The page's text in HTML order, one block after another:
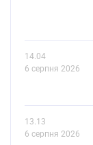
14.04
6 серпня 2026
13.13
6 серпня 2026